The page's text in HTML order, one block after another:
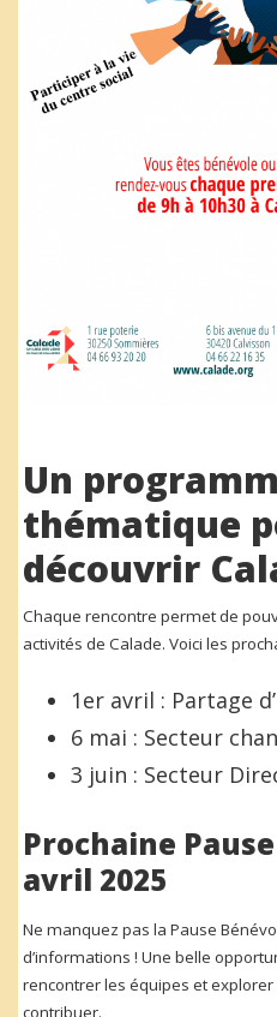
Un
thématique
découvrir
Chaque rencontre permet de
activités de Calade. Voici les
1er avril : Partage
6 mai : Secteur
3 juin : Secteur
Prochaine
avril 2025
Ne manquez pas la Pause
d’informations ! Une belle
rencontrer les équipes et
contribuer.